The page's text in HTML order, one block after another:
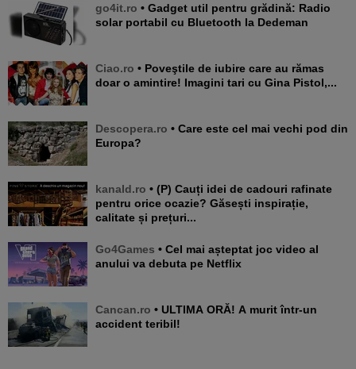
go4it.ro • Gadget util pentru grădină: Radio
solar portabil cu Bluetooth la Dedeman
Ciao.ro • Poveştile de iubire care au rămas
doar o amintire! Imagini tari cu Gina Pistol,...
Descopera.ro • Care este cel mai vechi pod din
Europa?
kanald.ro • (P) Cauți idei de cadouri rafinate
pentru orice ocazie? Găsești inspirație,
calitate și prețuri...
Go4Games • Cel mai așteptat joc video al
anului va debuta pe Netflix
Cancan.ro • ULTIMA ORĂ! A murit într-un
accident teribil!